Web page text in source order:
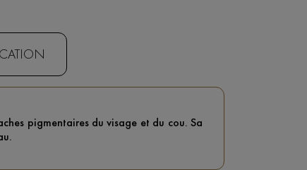
pigmentaires du visage et du cou. Sa